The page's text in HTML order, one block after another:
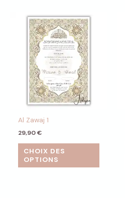
Al Zawaj 1
29,90€
CHOIX DES
OPTIONS